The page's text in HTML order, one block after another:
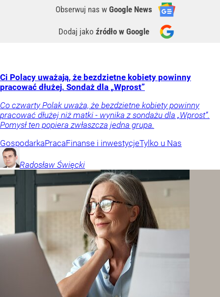
Obserwuj nas w Google News
Dodaj jako źródło w Google
Ci Polacy uważają, że bezdzietne kobiety powinny
pracować dłużej. Sondaż dla „Wprost”
Co czwarty Polak uważa, że bezdzietne kobiety powinny
pracować dłużej niż matki - wynika z sondażu dla „Wprost”.
Pomysł ten popiera zwłaszcza jedna grupa.
GospodarkaPracaFinanse i inwestycjeTylko u Nas
Radosław Święcki